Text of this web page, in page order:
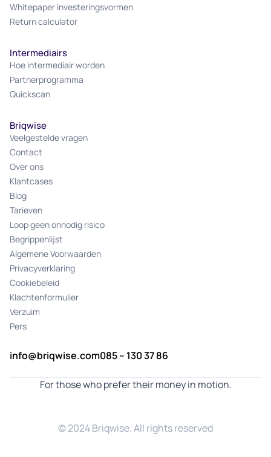
Whitepaper investeringsvormen
Return calculator
Intermediairs
Hoe intermediair worden
Partnerprogramma
Quickscan
Briqwise
Veelgestelde vragen
Contact
Over ons
Klantcases
Blog
Tarieven
Loop geen onnodig risico
Begrippenlijst
Algemene Voorwaarden
Privacyverklaring
Cookiebeleid
Klachtenformulier
Verzuim
Pers
info@briqwise.com085 – 130 37 86
For those who prefer their money in motion.
© 2024 Briqwise. All rights reserved